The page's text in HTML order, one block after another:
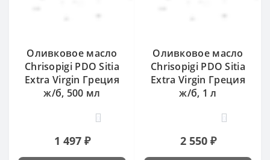
Оливковое масло
Chrisopigi PDO Sitia
Extra Virgin Греция
ж/б, 500 мл
1 497 ₽
Оливковое масло
Chrisopigi PDO Sitia
Extra Virgin Греция
ж/б, 1 л
2 550 ₽